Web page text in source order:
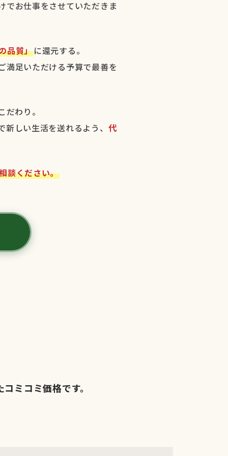
でお仕事をさせていただきま
品質」に還元する。
満足いただける予算で最善を
わり。
しい生活を送れるよう、 代
談ください。
ミコミ価格です。